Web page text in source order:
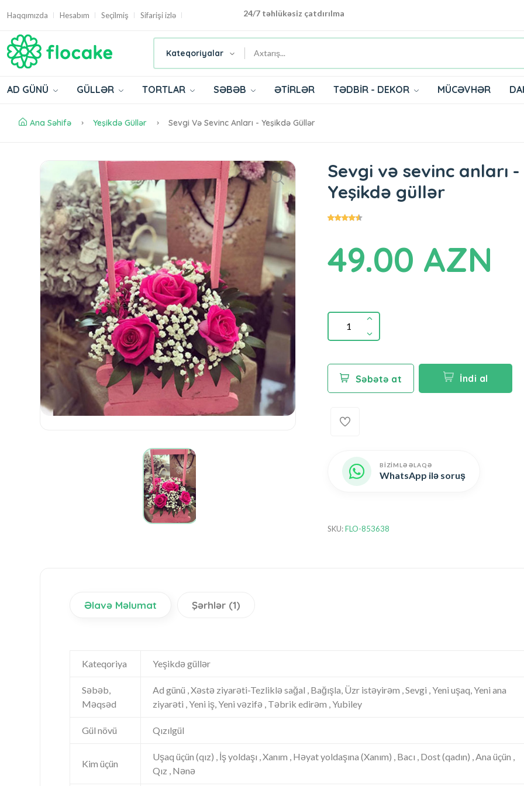
Haqqımızda Hesabım Seçilmiş Sifarişi izlə 24/7 təhlükəsiz çatdırılma
Kateqoriyalar
AD GÜNÜ GÜLLƏR TORTLAR SƏBƏB ƏTİRLƏR TƏDBİR - DEKOR MÜCƏVHƏR
Ana Səhifə Yeşikdə Güllər Sevgi Və Sevinc Anları - Yeşikdə Güllər
Sevgi və sevinc anları -
Yeşikdə güllər
49.00 AZN
Səbətə at İndi al
BİZİMLƏ ƏLAQƏ
WhatsApp ilə soruş
SKU:FLO-853638
Əlavə Məlumat Şərhlər (1)
Kateqoriya Yeşikdə güllər
Səbəb,
Məqsəd
Ad günü , Xəstə ziyarəti-Tezliklə sağal , Bağışla, Üzr istəyirəm , Sevgi , Yeni uşaq, Yeni ana
ziyarəti , Yeni iş, Yeni vəzifə , Təbrik edirəm , Yubiley
Gül növü Qızılgül
Kim üçün
Uşaq üçün (qız) , İş yoldaşı , Xanım , Həyat yoldaşına (Xanım) , Bacı , Dost (qadın) , Ana üçün ,
Qız , Nənə